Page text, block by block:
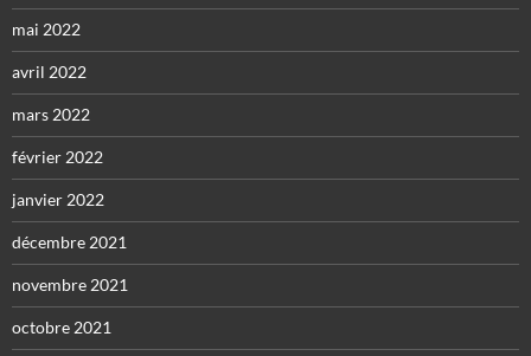
mai 2022
avril 2022
mars 2022
février 2022
janvier 2022
décembre 2021
novembre 2021
octobre 2021